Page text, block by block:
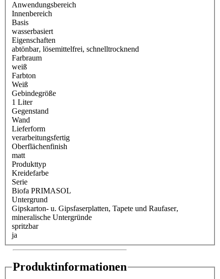
Anwendungsbereich
Innenbereich
Basis
wasserbasiert
Eigenschaften
abtönbar, lösemittelfrei, schnelltrocknend
Farbraum
weiß
Farbton
Weiß
Gebindegröße
1 Liter
Gegenstand
Wand
Lieferform
verarbeitungsfertig
Oberflächenfinish
matt
Produkttyp
Kreidefarbe
Serie
Biofa PRIMASOL
Untergrund
Gipskarton- u. Gipsfaserplatten, Tapete und Raufaser,
mineralische Untergründe
spritzbar
ja
Produktinformationen